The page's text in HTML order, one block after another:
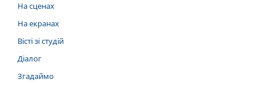
На сценах
На екранах
Вісті зі студій
Діалог
Згадаймо